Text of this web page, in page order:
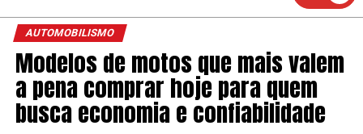
AUTOMOBILISMO
Modelos de motos que mais valem
a pena comprar hoje para quem
busca economia e confiabilidade